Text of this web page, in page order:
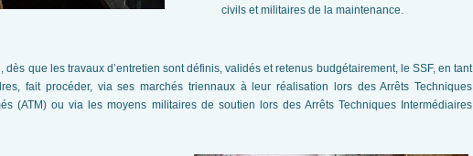
civils et militaires de la maintenance.
dès que les travaux d’entretien sont définis, validés et retenus budgétairement, le SSF, en tant
fait procéder, via ses marchés triennaux à leur réalisation lors des Arrêts Techniques
(ATM) ou via les moyens militaires de soutien lors des Arrêts Techniques Intermédiaires